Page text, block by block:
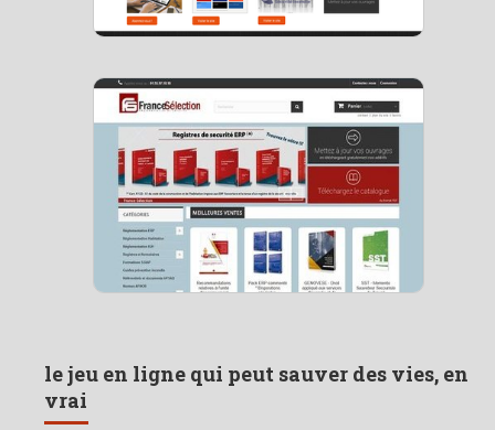
le jeu en ligne qui peut sauver des vies, en
vrai